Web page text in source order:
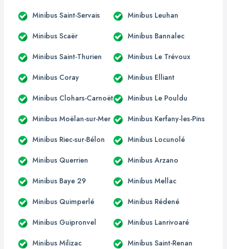
Minibus Saint-Servais Minibus Leuhan
Minibus Scaër Minibus Bannalec
Minibus Saint-Thurien Minibus Le Trévoux
Minibus Coray Minibus Elliant
Minibus Clohars-Carnoët Minibus Le Pouldu
Minibus Moëlan-sur-Mer Minibus Kerfany-les-Pins
Minibus Riec-sur-Bélon Minibus Locunolé
Minibus Querrien Minibus Arzano
Minibus Baye 29 Minibus Mellac
Minibus Quimperlé Minibus Rédené
Minibus Guipronvel Minibus Lanrivoaré
Minibus Milizac Minibus Saint-Renan